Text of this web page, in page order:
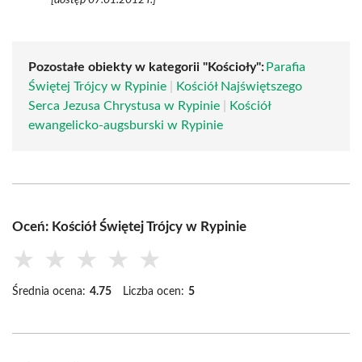
Pozostałe obiekty w kategorii "Kościoły": Parafia
Świętej Trójcy w Rypinie
Kościół Najświętszego
Serca Jezusa Chrystusa w Rypinie
Kościół
ewangelicko-augsburski w Rypinie
Oceń: Kościół Świętej Trójcy w Rypinie
★ ★ ★ ★ ★
Średnia ocena: 4.75 Liczba ocen: 5